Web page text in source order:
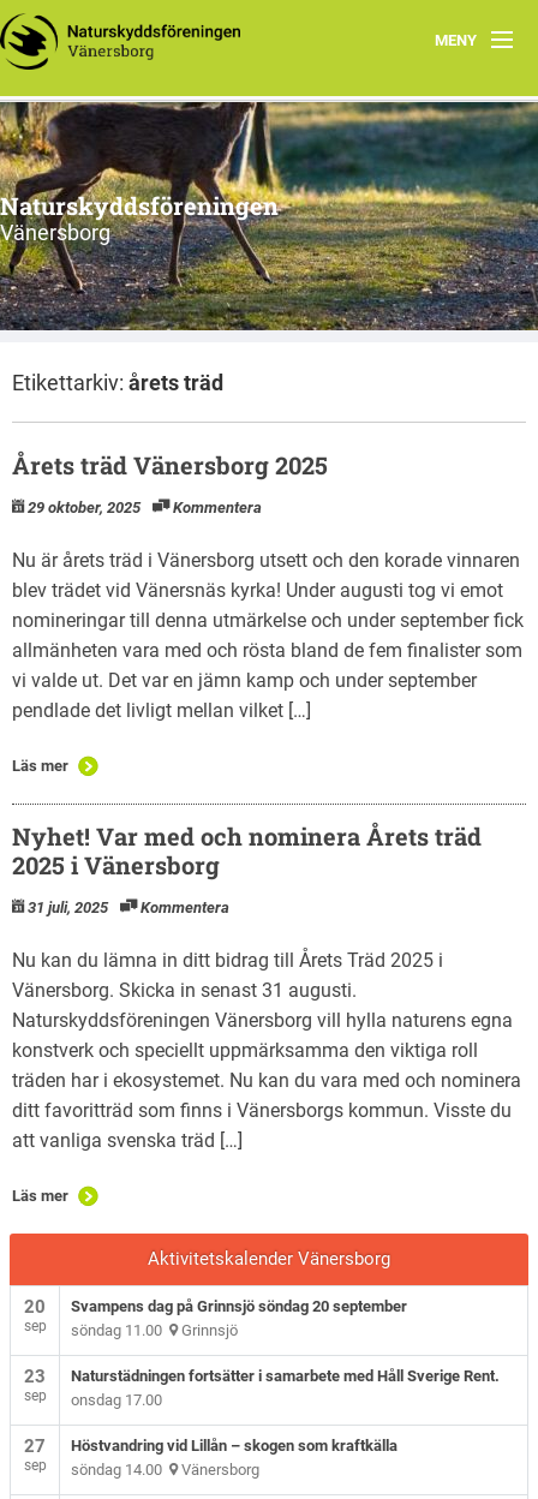
MENY
Aktuellt
Handla miljövänligt
Våra torp
Vår natur
Om oss
Naturskyddsföreningen
Vänersborg
Etikettarkiv: årets träd
Årets träd Vänersborg 2025
29 oktober, 2025 Kommentera
Nu är årets träd i Vänersborg utsett och den korade vinnaren
blev trädet vid Vänersnäs kyrka! Under augusti tog vi emot
nomineringar till denna utmärkelse och under september fick
allmänheten vara med och rösta bland de fem finalister som
vi valde ut. Det var en jämn kamp och under september
pendlade det livligt mellan vilket […]
Läs mer
Nyhet! Var med och nominera Årets träd
2025 i Vänersborg
31 juli, 2025 Kommentera
Nu kan du lämna in ditt bidrag till Årets Träd 2025 i
Vänersborg. Skicka in senast 31 augusti.
Naturskyddsföreningen Vänersborg vill hylla naturens egna
konstverk och speciellt uppmärksamma den viktiga roll
träden har i ekosystemet. Nu kan du vara med och nominera
ditt favoritträd som finns i Vänersborgs kommun. Visste du
att vanliga svenska träd […]
Läs mer
Aktivitetskalender Vänersborg
20
sep
Svampens dag på Grinnsjö söndag 20 september
söndag 11.00 Grinnsjö
23
sep
Naturstädningen fortsätter i samarbete med Håll Sverige Rent.
onsdag 17.00
27
sep
Höstvandring vid Lillån – skogen som kraftkälla
söndag 14.00 Vänersborg